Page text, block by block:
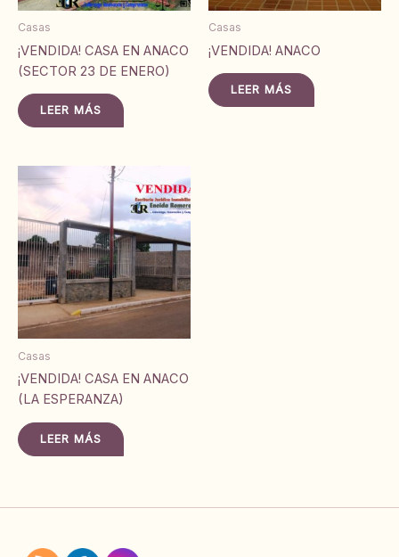
Casas
¡VENDIDA! CASA EN ANACO
(SECTOR 23 DE ENERO)
LEER MÁS
Casas
¡VENDIDA! ANACO
LEER MÁS
Casas
¡VENDIDA! CASA EN ANACO
(LA ESPERANZA)
LEER MÁS